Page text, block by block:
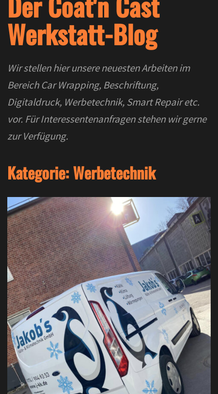
Werkstatt-Blog
Wir stellen hier unsere neuesten Arbeiten im
Bereich Car Wrapping, Beschriftung,
Digitaldruck, Werbetechnik, Smart Repair etc.
vor. Für Interessentenanfragen stehen wir gerne
zur Verfügung.
Kategorie:Werbetechnik